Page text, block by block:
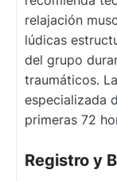
relajación
lúdicas
del grupo
traumáticos.
especializada
primeras 72
Registro y